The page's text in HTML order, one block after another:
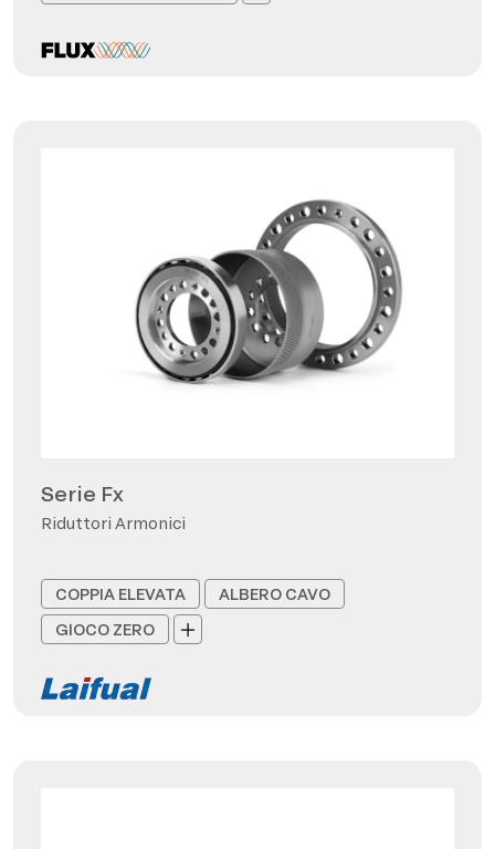
Serie Fx
Riduttori Armonici
COPPIA ELEVATA
ALBERO CAVO
GIOCO ZERO